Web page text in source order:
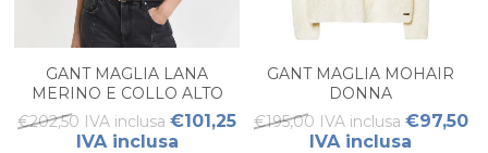
GANT MAGLIA LANA
MERINO E COLLO ALTO
WOMAN
€202,50 IVA inclusa €101,25
IVA inclusa
GANT MAGLIA MOHAIR
DONNA
€195,00 IVA inclusa €97,50
IVA inclusa